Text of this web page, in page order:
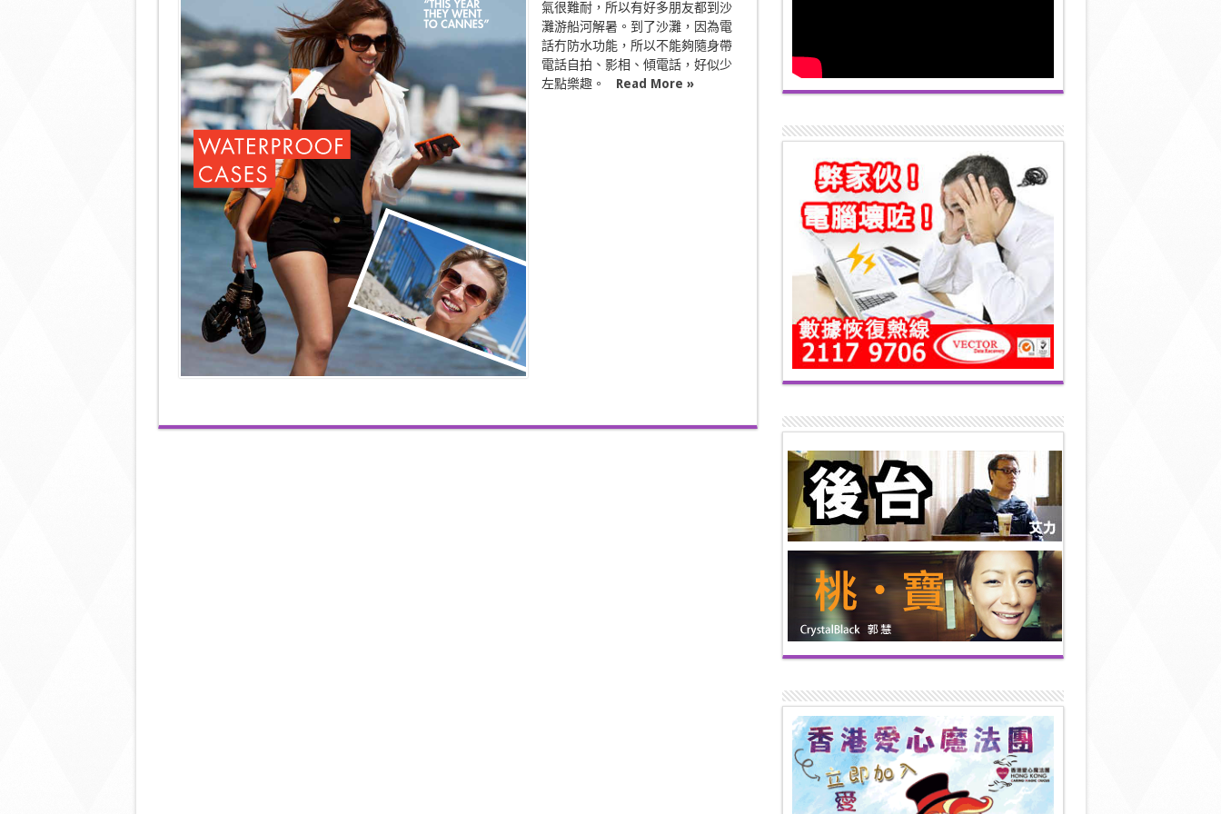
必
備-
100%
防
水
防
沙
_
電
保
護
套〉
中
氣很難耐，所以有好多朋友都到沙
灘游船河解暑。到了沙灘，因為電
話冇防水功能，所以不能夠隨身帶
電話自拍、影相、傾電話，好似少
左點樂趣。 Read More »